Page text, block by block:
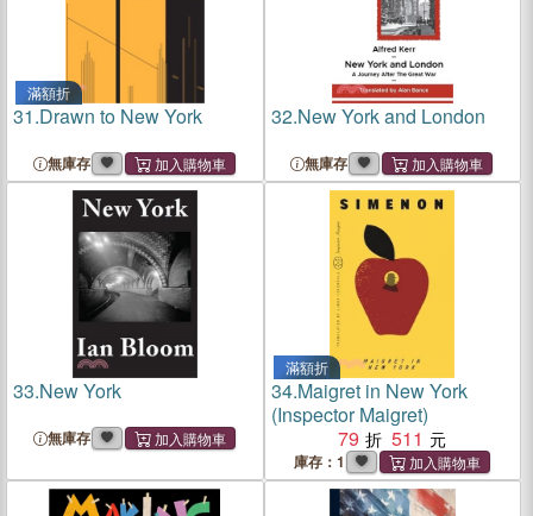
滿額折
31.Drawn to New York
無庫存
32.New York and London
無庫存
33.New York
無庫存
滿額折
34.Maigret in New York
(Inspector Maigret)
79
511
庫存：1